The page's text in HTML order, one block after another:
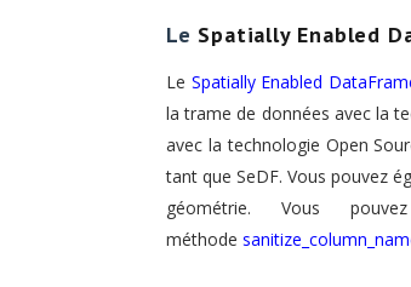
Le Spatially Enabled
Le Spatially Enabled
la trame de données avec la
avec la technologie Open
tant que SeDF. Vous pouvez
géométrie. Vous
méthode